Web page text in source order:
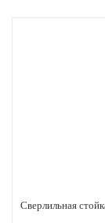
Сверлильная